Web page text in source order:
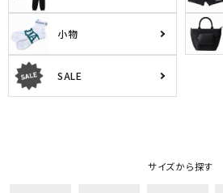
小物
SALE
サイズから探す